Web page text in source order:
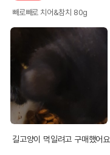
빼로빼로 치어&참치 80g
길고양이 먹일려고 구매했어요